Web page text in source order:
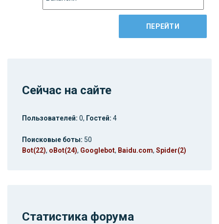
Сейчас на сайте
Пользователей: 0, Гостей: 4
Поисковые боты: 50
Bot(22), oBot(24), Googlebot, Baidu.com, Spider(2)
Статистика форума